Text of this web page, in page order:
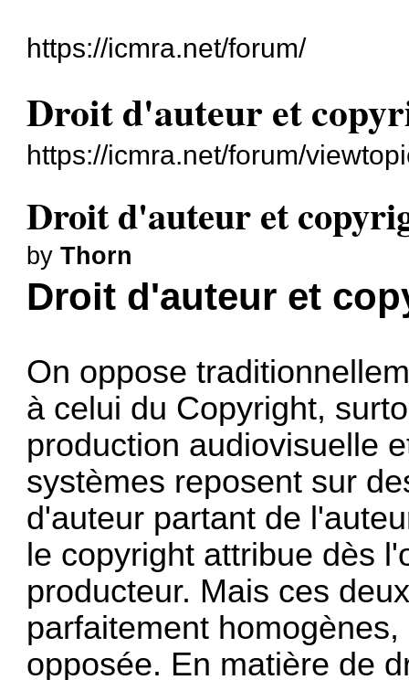
https://icmra.net/forum/
Droit d'auteur et
https://icmra.net/forum/
Droit d'auteur et
byThorn
Droit d'auteur et
On oppose
à celui du Copyright,
production audiovisuelle
systèmes reposent sur
d'auteur partant de
le copyright attribue dès
producteur. Mais ces
parfaitement
opposée. En matière de